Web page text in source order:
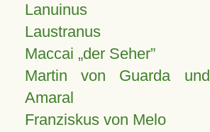
Lanuinus
Laustranus
Maccai „der Seher”
Martin von Guarda
Amaral
Franziskus von Melo